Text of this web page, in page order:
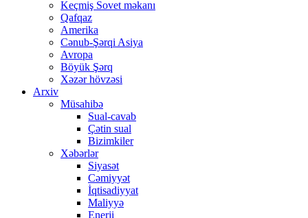
Keçmiş Sovet məkanı
Qafqaz
Amerika
Cənub-Şərqi Asiya
Avropa
Böyük Şərq
Xəzər hövzəsi
Arxiv
Müsahibə
Sual-cavab
Çətin sual
Bizimkiler
Xəbərlər
Siyasət
Cəmiyyət
İqtisadiyyat
Maliyyə
Enerji